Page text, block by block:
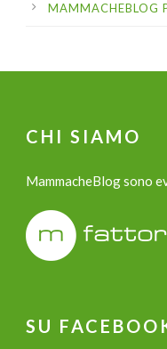
MAMMACHEBLOG
CHI SIAMO
MammacheBlog sono
SU